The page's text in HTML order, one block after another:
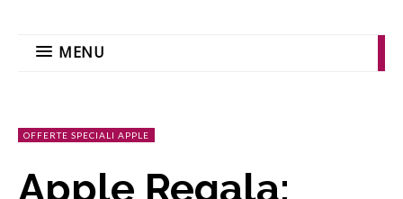
MENU
OFFERTE SPECIALI APPLE
Apple Regala: